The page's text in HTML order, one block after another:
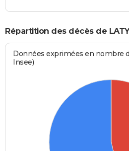
Répartition des décès de
Données exprimées en nombre
Insee)